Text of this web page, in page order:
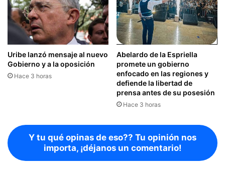
Uribe lanzó mensaje al nuevo
Gobierno y a la oposición
Hace 3 horas
Abelardo de la Espriella
promete un gobierno
enfocado en las regiones y
defiende la libertad de
prensa antes de su posesión
Hace 3 horas
Y tu qué opinas de eso?? Tu opinión nos
importa, ¡déjanos un comentario!